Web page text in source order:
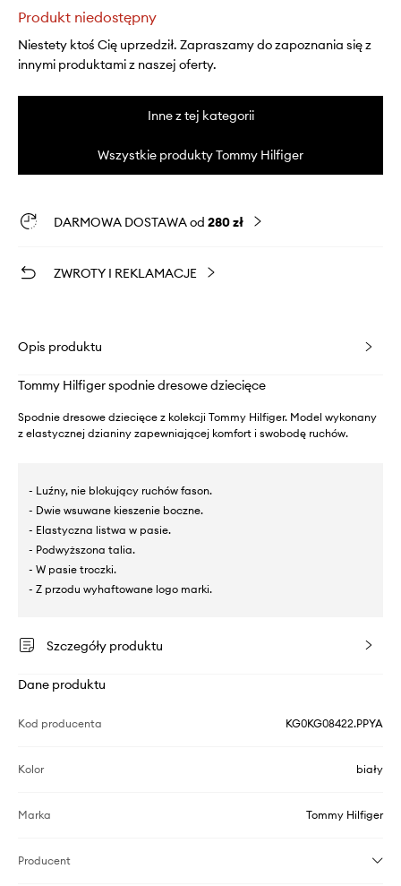
Produkt niedostępny
Niestety ktoś Cię uprzedził. Zapraszamy do zapoznania się z
innymi produktami z naszej oferty.
Inne z tej kategorii
Wszystkie produkty Tommy Hilfiger
DARMOWA DOSTAWA od 280 zł
ZWROTY I REKLAMACJE
Opis produktu
Tommy Hilfiger spodnie dresowe dziecięce
Spodnie dresowe dziecięce z kolekcji Tommy Hilfiger. Model wykonany
z elastycznej dzianiny zapewniającej komfort i swobodę ruchów.
- Luźny, nie blokujący ruchów fason.
- Dwie wsuwane kieszenie boczne.
- Elastyczna listwa w pasie.
- Podwyższona talia.
- W pasie troczki.
- Z przodu wyhaftowane logo marki.
Szczegóły produktu
Dane produktu
Kod producenta KG0KG08422.PPYA
Kolor biały
Marka Tommy Hilfiger
Producent